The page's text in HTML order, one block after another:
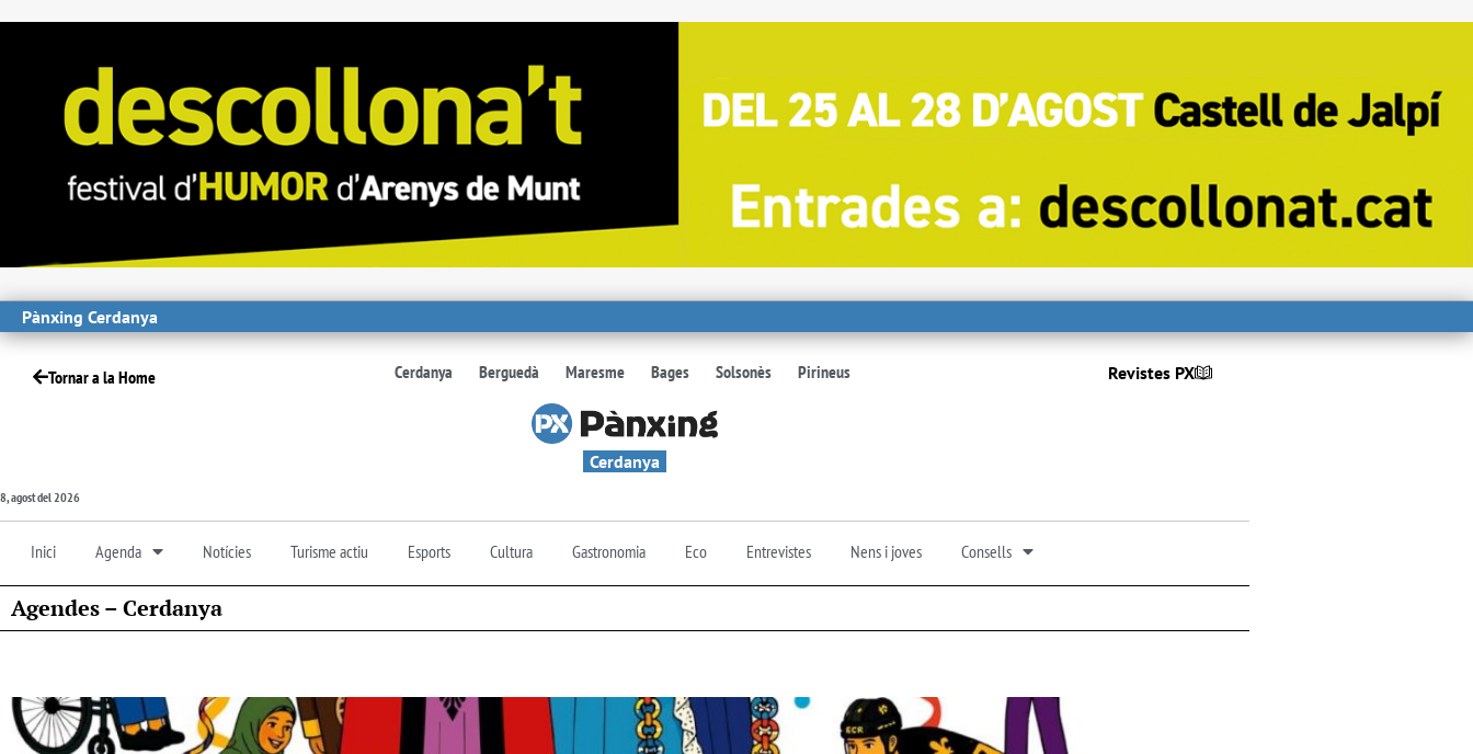
Pànxing Cerdanya
Tornar a la Home Cerdanya Berguedà Maresme Bages Solsonès Pirineus Revistes PX
Cerdanya
8, agost del 2026
Inici Agenda Notícies Turisme actiu Esports Cultura Gastronomia Eco Entrevistes Nens i joves Consells
Agendes – Cerdanya